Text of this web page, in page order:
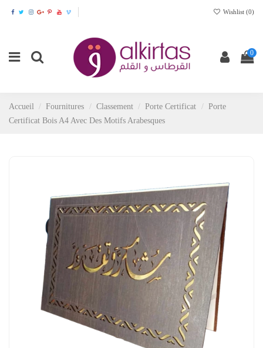
Wishlist (0)
0
Accueil Fournitures Classement Porte Certificat
Porte
Certificat Bois A4 Avec Des Motifs Arabesques